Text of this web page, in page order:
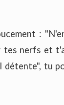
:
tes nerfs et
tu